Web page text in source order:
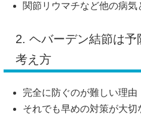
関節リウマチなど他の病気
2. ヘバーデン結節は
考え方
完全に防ぐのが難しい理由
それでも早めの対策が大切